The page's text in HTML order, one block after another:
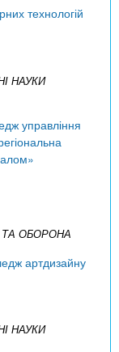
технологій
НАУКИ
управління
ТА ОБОРОНА
артдизайну
НАУКИ